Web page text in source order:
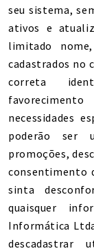
seu sistema,
ativos e
limitado
cadastrados no
correta
necessidades
poderão ser
promoções,
consentimento
sinta
quaisquer
Informática
descadastrar